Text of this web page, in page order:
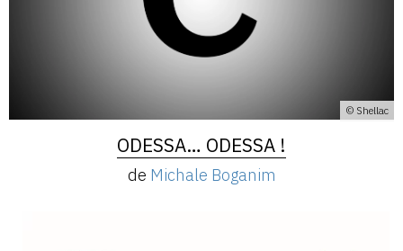
© Shellac
ODESSA… ODESSA !
de Michale Boganim